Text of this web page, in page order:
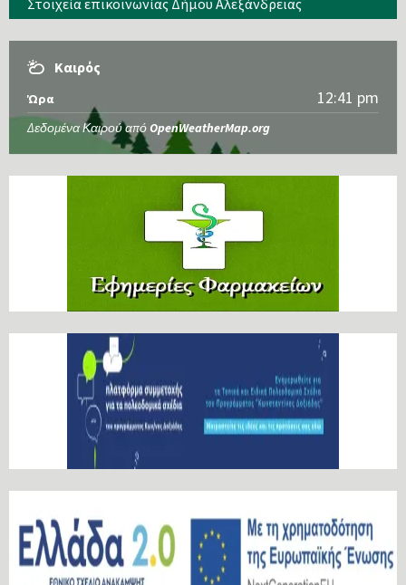
Καιρός
Ώρα 12:41 pm
Δεδομένα Καιρού από OpenWeatherMap.org